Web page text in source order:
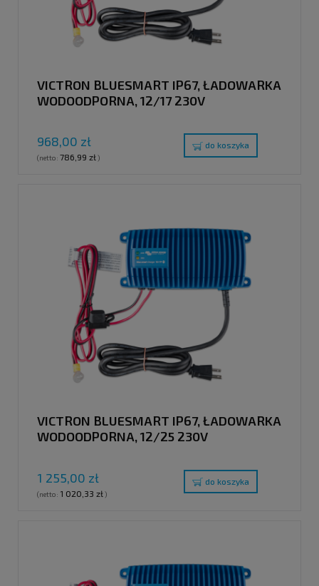
VICTRON BLUESMART IP67, ŁADOWARKA
WODOODPORNA, 12/17 230V
968,00 zł
(netto: 786,99 zł)
do koszyka
VICTRON BLUESMART IP67, ŁADOWARKA
WODOODPORNA, 12/25 230V
1 255,00 zł
(netto: 1 020,33 zł)
do koszyka